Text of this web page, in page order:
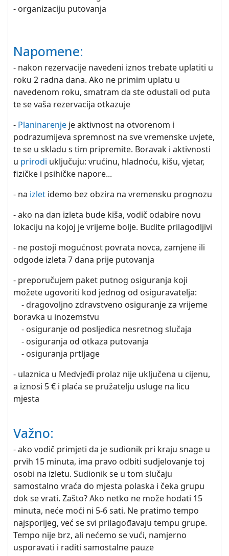
- organizaciju putovanja
Napomene:
- nakon rezervacije navedeni iznos trebate uplatiti u
roku 2 radna dana. Ako ne primim uplatu u
navedenom roku, smatram da ste odustali od puta
te se vaša rezervacija otkazuje
- Planinarenje je aktivnost na otvorenom i
podrazumijeva spremnost na sve vremenske uvjete,
te se u skladu s tim pripremite. Boravak i aktivnosti
u prirodi uključuju: vrućinu, hladnoću, kišu, vjetar,
fizičke i psihičke napore...
- na izlet idemo bez obzira na vremensku prognozu
- ako na dan izleta bude kiša, vodič odabire novu
lokaciju na kojoj je vrijeme bolje. Budite prilagodljivi
- ne postoji mogućnost povrata novca, zamjene ili
odgode izleta 7 dana prije putovanja
- preporučujem paket putnog osiguranja koji
možete ugovoriti kod jednog od osiguravatelja:
- dragovoljno zdravstveno osiguranje za vrijeme
boravka u inozemstvu
- osiguranje od posljedica nesretnog slučaja
- osiguranja od otkaza putovanja
- osiguranja prtljage
- ulaznica u Medvjeđi prolaz nije uključena u cijenu,
a iznosi 5 € i plaća se pružatelju usluge na licu
mjesta
Važno:
- ako vodič primjeti da je sudionik pri kraju snage u
prvih 15 minuta, ima pravo odbiti sudjelovanje toj
osobi na izletu. Sudionik se u tom slučaju
samostalno vraća do mjesta polaska i čeka grupu
dok se vrati. Zašto? Ako netko ne može hodati 15
minuta, neće moći ni 5-6 sati. Ne pratimo tempo
najsporijeg, već se svi prilagođavaju tempu grupe.
Tempo nije brz, ali nećemo se vući, namjerno
usporavati i raditi samostalne pauze